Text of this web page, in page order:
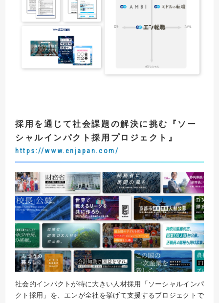
採用を通じて社会課題の解決に挑む 『 ソー
シャルインパクト採用プロジェクト 』
https://www.enjapan.com/
社会的インパクトが特に大きい人材採用「ソーシャルインパ
クト採用」を、エンが全社を挙げて支援するプロジェクトで